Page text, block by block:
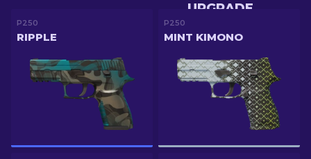
UPGRADE
P250
RIPPLE
P250
MINT KIMONO